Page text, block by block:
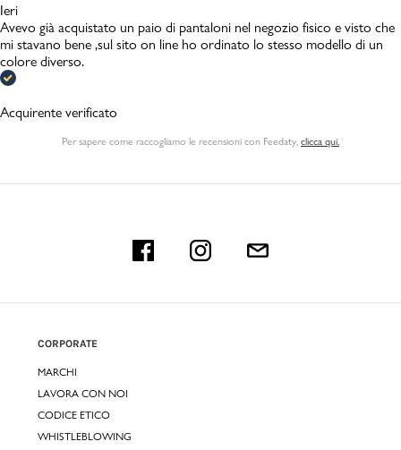
Ieri
Avevo già acquistato un paio di pantaloni nel negozio fisico e visto che
mi stavano bene ,sul sito on line ho ordinato lo stesso modello di un
colore diverso.
Acquirente verificato
Per sapere come raccogliamo le recensioni con Feedaty, clicca qui.
CORPORATE
MARCHI
LAVORA CON NOI
CODICE ETICO
WHISTLEBLOWING